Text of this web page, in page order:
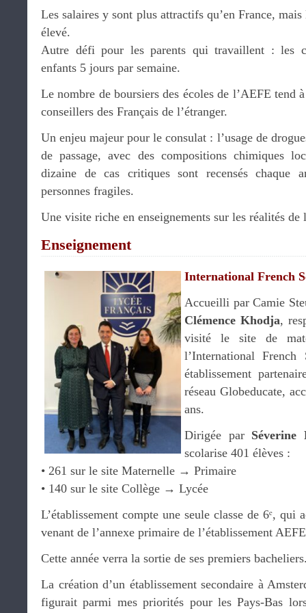
Les salaires y sont plus attractifs qu’en France,
élevé.
Autre défi pour les parents qui travaillent : les
enfants 5 jours par semaine.
Le nombre de boursiers des écoles de l’AEFE tend
conseillers des Français de l’étranger.
Un enjeu majeur pour le consulat : l’usage de
de passage, avec des compositions chimiques
dizaine de cas critiques sont recensés chaque
personnes fragiles.
Une visite riche en enseignements sur les réalités
Enseignement
International French
Accueilli par Camie
Clémence Khodja,
visité le site de
l’International French
établissement
réseau Globeducate,
ans.
Dirigée par Séverine
scolarise 401 élèves :
• 261 sur le site Maternelle → Primaire
• 140 sur le site Collège → Lycée
L’établissement compte une seule classe de 6ᵉ, qui
venant de l’annexe primaire de l’établissement
Cette année verra la sortie de ses premiers
La création d’un établissement secondaire à
figurait parmi mes priorités pour les Pays-Bas